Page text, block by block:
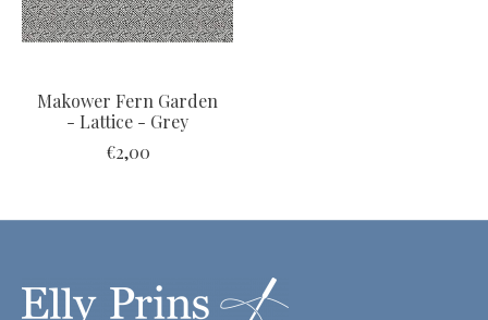
Makower Fern Garden
- Lattice - Grey
€2,00